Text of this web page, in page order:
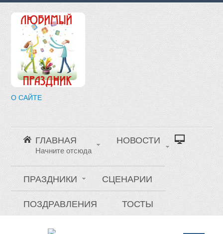
О САЙТЕ
ГЛАВНАЯ
Начните отсюда
НОВОСТИ
ПРАЗДНИКИ
СЦЕНАРИИ
ПОЗДРАВЛЕНИЯ
ТОСТЫ